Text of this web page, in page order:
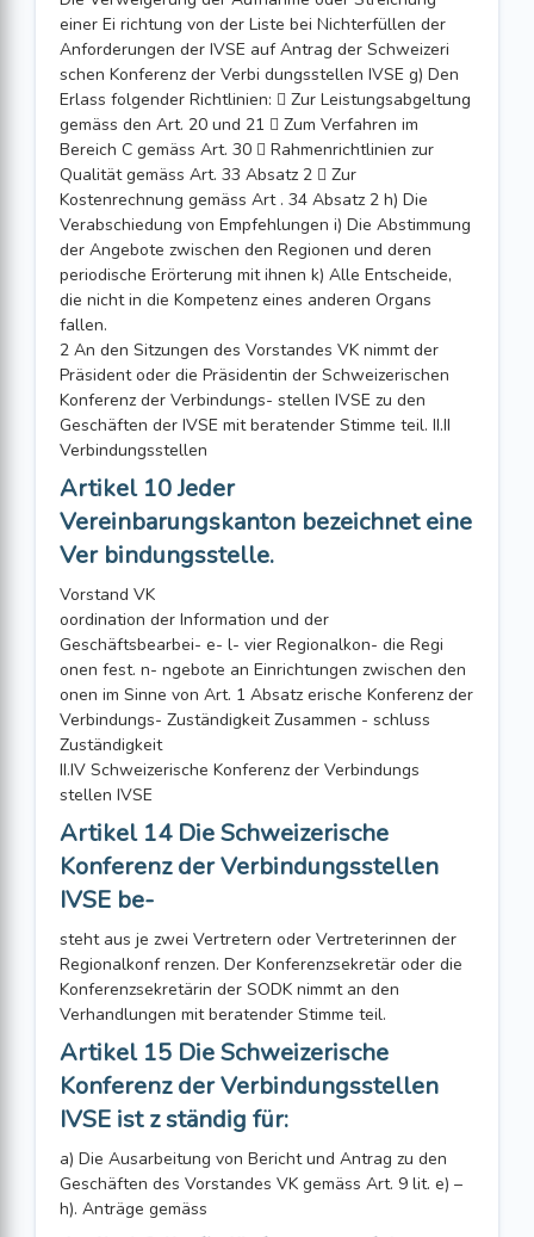
einer Ei richtung von der Liste bei Nichterfüllen der
Anforderungen der IVSE auf Antrag der Schweizeri
schen Konferenz der Verbi dungsstellen IVSE g) Den
Erlass folgender Richtlinien:  Zur Leistungsabgeltung
gemäss den Art. 20 und 21  Zum Verfahren im
Bereich C gemäss Art. 30  Rahmenrichtlinien zur
Qualität gemäss Art. 33 Absatz 2  Zur
Kostenrechnung gemäss Art . 34 Absatz 2 h) Die
Verabschiedung von Empfehlungen i) Die Abstimmung
der Angebote zwischen den Regionen und deren
periodische Erörterung mit ihnen k) Alle Entscheide,
die nicht in die Kompetenz eines anderen Organs
fallen.
2 An den Sitzungen des Vorstandes VK nimmt der
Präsident oder die Präsidentin der Schweizerischen
Konferenz der Verbindungs- stellen IVSE zu den
Geschäften der IVSE mit beratender Stimme teil. II.II
Verbindungsstellen
Artikel 10 Jeder
Vereinbarungskanton bezeichnet eine
Ver bindungsstelle.
Vorstand VK
oordination der Information und der
Geschäftsbearbei- e- l- vier Regionalkon- die Regi
onen fest. n- ngebote an Einrichtungen zwischen den
onen im Sinne von Art. 1 Absatz erische Konferenz der
Verbindungs- Zuständigkeit Zusammen - schluss
Zuständigkeit
II.IV Schweizerische Konferenz der Verbindungs
stellen IVSE
Artikel 14 Die Schweizerische
Konferenz der Verbindungsstellen
IVSE be-
steht aus je zwei Vertretern oder Vertreterinnen der
Regionalkonf renzen. Der Konferenzsekretär oder die
Konferenzsekretärin der SODK nimmt an den
Verhandlungen mit beratender Stimme teil.
Artikel 15 Die Schweizerische
Konferenz der Verbindungsstellen
IVSE ist z ständig für:
a) Die Ausarbeitung von Bericht und Antrag zu den
Geschäften des Vorstandes VK gemäss Art. 9 lit. e) –
h). Anträge gemäss